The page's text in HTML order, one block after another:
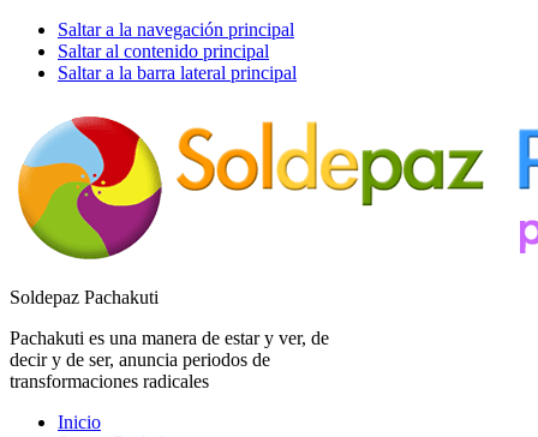
Saltar a la navegación principal
Saltar al contenido principal
Saltar a la barra lateral principal
Soldepaz Pachakuti
Pachakuti es una manera de estar y ver, de
decir y de ser, anuncia periodos de
transformaciones radicales
Inicio